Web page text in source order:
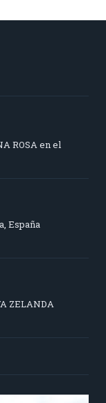
ROSA en el
España
ZELANDA